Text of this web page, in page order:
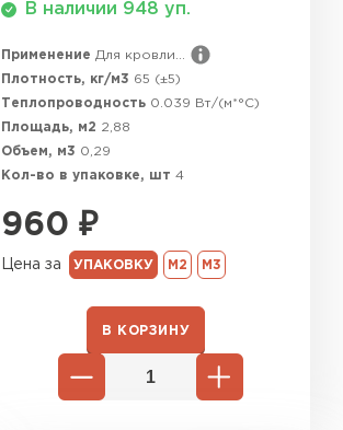
В наличии 948 уп.
Применение Для кровли...
Плотность, кг/м3 65 (±5)
Теплопроводность 0.039 Вт/(м*°C)
Площадь, м2 2,88
Объем, м3 0,29
Кол-во в упаковке, шт 4
960 ₽
Цена за УПАКОВКУ М2 М3
В КОРЗИНУ